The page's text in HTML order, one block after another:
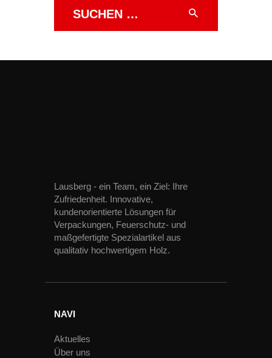
Suchen
Lausberg - ein Team, ein Ziel: Ihre
Zufriedenheit. Innovative,
kundenorientierte Lösungen für
Verpackungen, Feuerschutz- und
maßgefertigte Spezialartikel aus
qualitativ hochwertigem Holz.
NAVI
Aktuelles
Über uns